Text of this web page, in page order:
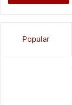
Popular